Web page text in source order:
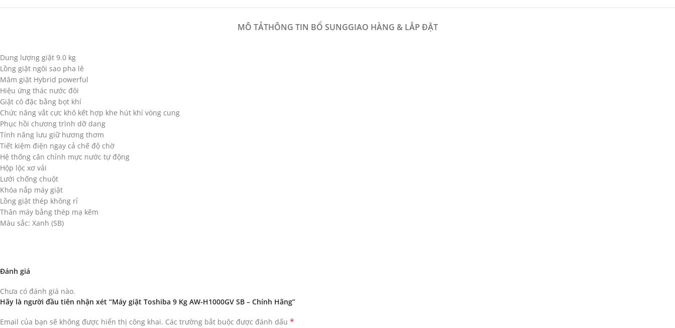
MÔ TẢTHÔNG TIN BỔ SUNGGIAO HÀNG & LẮP ĐẶT
Dung lượng giặt 9.0 kg
Lồng giặt ngôi sao pha lê
Mâm giặt Hybrid powerful
Hiệu ứng thác nước đôi
Giặt cô đặc bằng bọt khí
Chức năng vắt cực khô kết hợp khe hút khí vòng cung
Phục hồi chương trình dỡ dang
Tính năng lưu giữ hương thơm
Tiết kiệm điện ngay cả chế độ chờ
Hệ thống cân chỉnh mực nước tự động
Hộp lộc xơ vải
Lưới chống chuột
Khóa nắp máy giặt
Lồng giặt thép không rỉ
Thân máy bằng thép mạ kẽm
Màu sắc: Xanh (SB)
Đánh giá
Chưa có đánh giá nào.
Hãy là người đầu tiên nhận xét “Máy giặt Toshiba 9 Kg AW-H1000GV SB – Chính Hãng”
Email của bạn sẽ không được hiển thị công khai. Các trường bắt buộc được đánh dấu *